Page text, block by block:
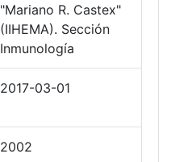
"Mariano R. Castex"
(IIHEMA). Sección
Inmunología
2017-03-01
2002